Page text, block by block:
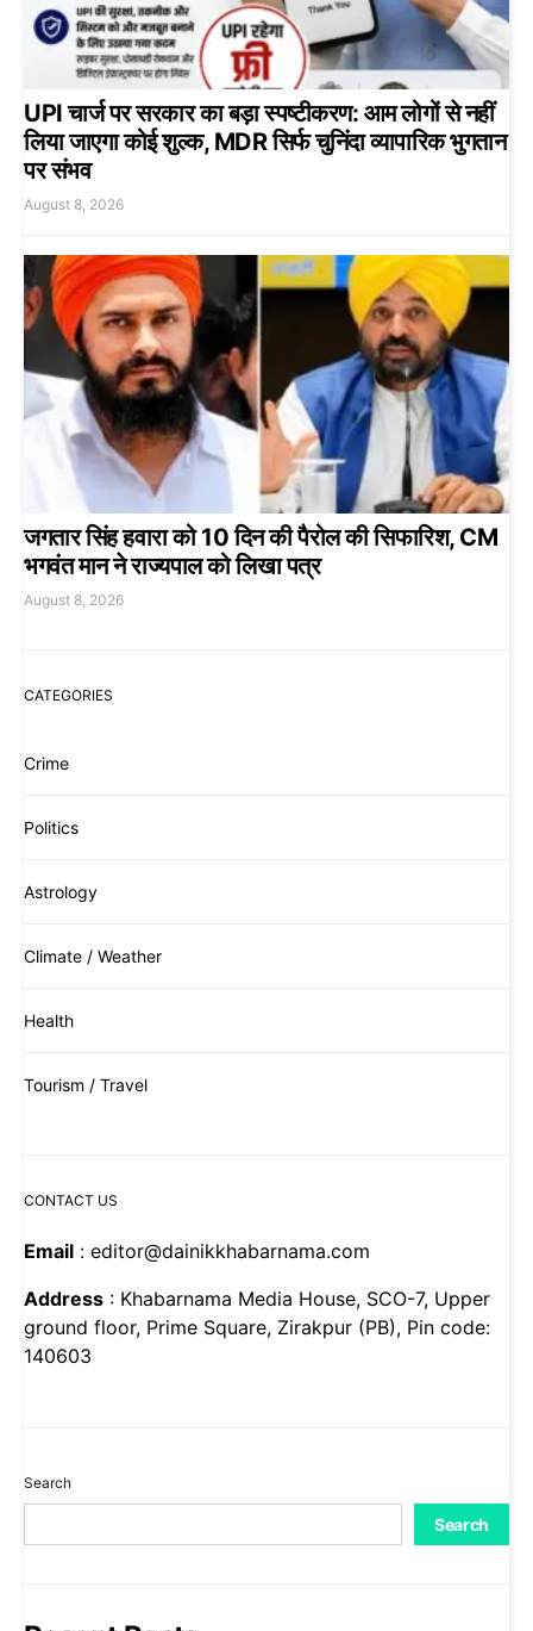
UPI चार्ज पर सरकार का बड़ा स्पष्टीकरण: आम लोगों से नहीं
लिया जाएगा कोई शुल्क, MDR सिर्फ चुनिंदा व्यापारिक भुगतान
पर संभव
August 8, 2026
जगतार सिंह हवारा को 10 दिन की पैरोल की सिफारिश, CM
भगवंत मान ने राज्यपाल को लिखा पत्र
August 8, 2026
CATEGORIES
Crime
Politics
Astrology
Climate / Weather
Health
Tourism / Travel
CONTACT US
Email : editor@dainikkhabarnama.com
Address : Khabarnama Media House, SCO-7, Upper
ground floor, Prime Square, Zirakpur (PB), Pin code:
140603
Search
Search